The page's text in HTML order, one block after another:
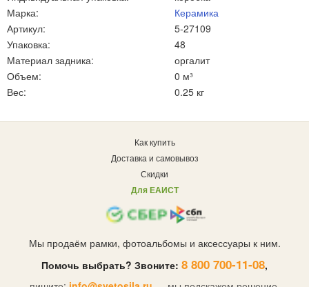
Марка:
Керамика
Артикул:
5-27109
Упаковка:
48
Материал задника:
оргалит
Объем:
0 м³
Вес:
0.25 кг
Как купить
Доставка и самовывоз
Скидки
Для ЕАИСТ
Мы продаём рамки, фотоальбомы и аксессуары к ним.
Помочь выбрать? Звоните: 8 800 700-11-08,